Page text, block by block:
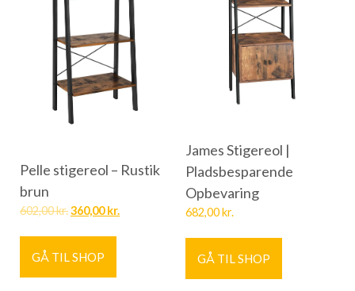
Pelle stigereol – Rustik
brun
602,00kr.360,00kr.
GÅ TIL SHOP
James Stigereol |
Pladsbesparende
Opbevaring
682,00kr.
GÅ TIL SHOP